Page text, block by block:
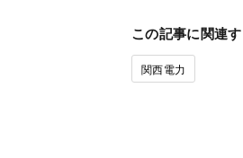
この記事に関連
関西電力